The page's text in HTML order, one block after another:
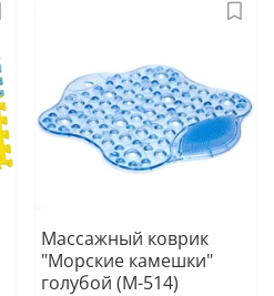
Массажный коврик
"Морские камешки"
голубой (М-514)